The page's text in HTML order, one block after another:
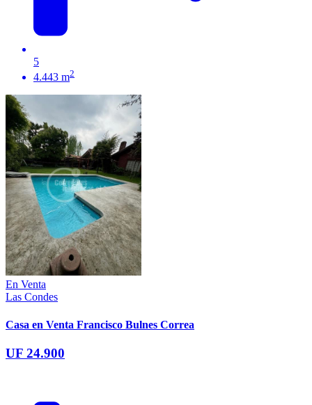
5
4.443 m2
En Venta
Las Condes
Casa en Venta Francisco Bulnes Correa
UF 24.900